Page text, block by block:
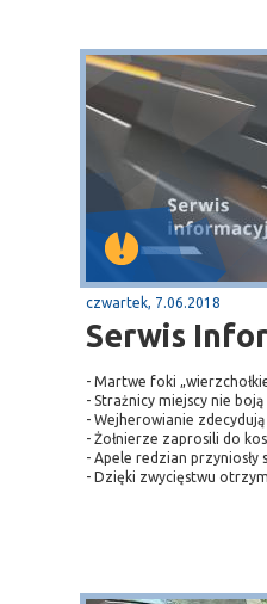
czwartek, 7.06.2018
Serwis
- Martwe foki
- Strażnicy miejscy nie
- Wejherowianie
- Żołnierze zaprosili do
- Apele redzian przyniosły
- Dzięki zwycięstwu